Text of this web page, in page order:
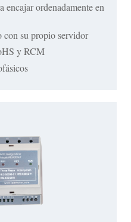
ordenadamente en
con su propio servidor
y RCM